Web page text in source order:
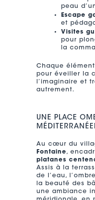
peau
Escape
et
Visites
pour
la
Chaque
pour éveiller la
l’imaginaire et
autrement.
UNE PLACE
Au cœur du
Fontaine,
platanes
Assis à la
de l’eau,
la beauté des
une ambiance